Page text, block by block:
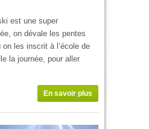
est une super
on dévale les pentes
les inscrit à l’école de
la journée, pour aller
En savoir plus